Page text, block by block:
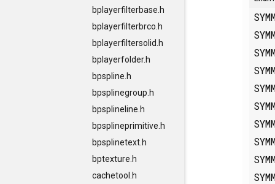
bplayerfilterbase.h
bplayerfilterbrco.h
bplayerfiltersolid.h
bplayerfolder.h
bpspline.h
bpsplinegroup.h
bpsplineline.h
bpsplineprimitive.h
bpsplinetext.h
bptexture.h
cachetool.h